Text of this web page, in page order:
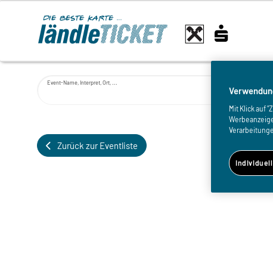
Event-Name, Interpret, Ort, ...
Zurück zur Eventliste
Mit Klick auf